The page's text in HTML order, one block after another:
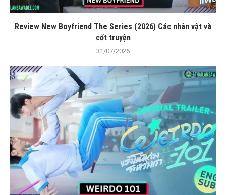
Review New Boyfriend The Series (2026) Các nhân vật và
cốt truyện
31/07/2026